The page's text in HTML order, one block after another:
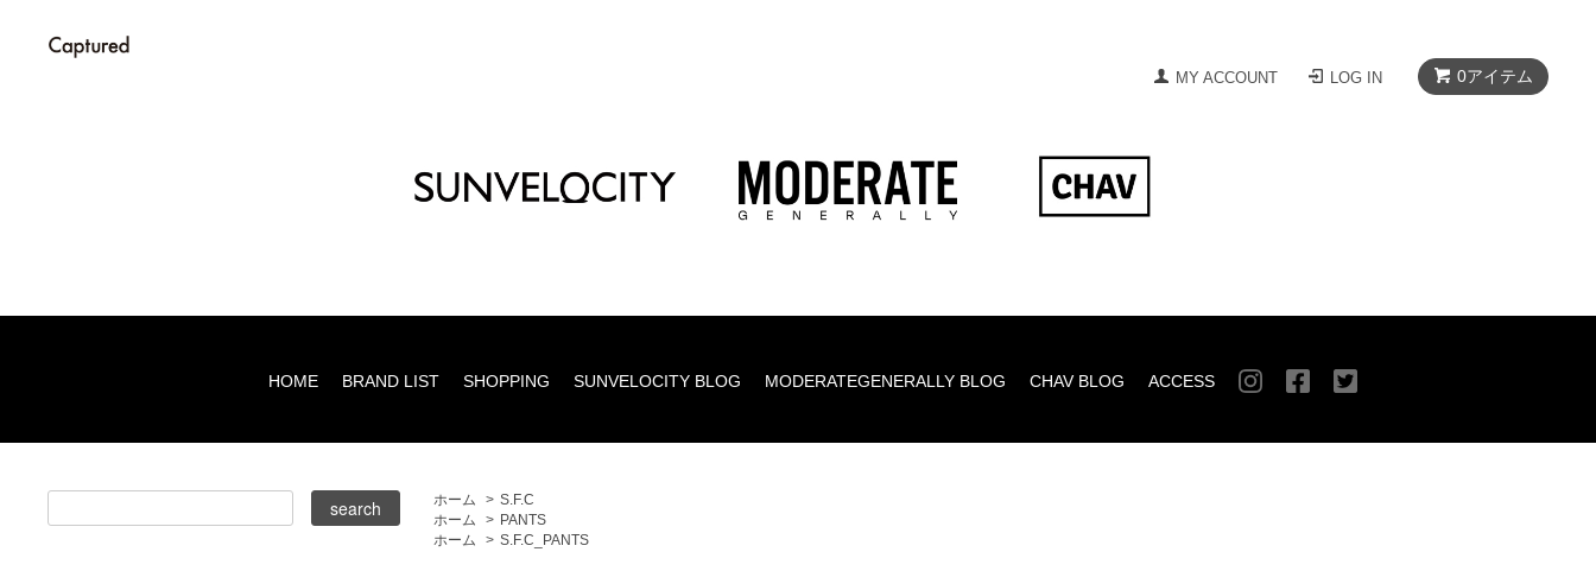
0アイテム
MY ACCOUNT LOG IN
HOME BRAND LIST SHOPPING SUNVELOCITY BLOG MODERATEGENERALLY BLOG CHAV BLOG ACCESS
ホーム > S.F.C
ホーム
> PANTS
ホーム
> S.F.C_PANTS